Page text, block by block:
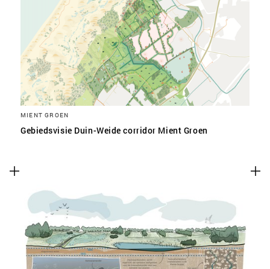
MIENT GROEN
Gebiedsvisie Duin-Weide corridor Mient Groen